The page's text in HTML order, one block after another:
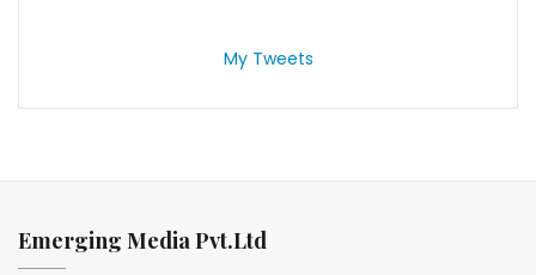
My Tweets
Emerging Media Pvt.Ltd